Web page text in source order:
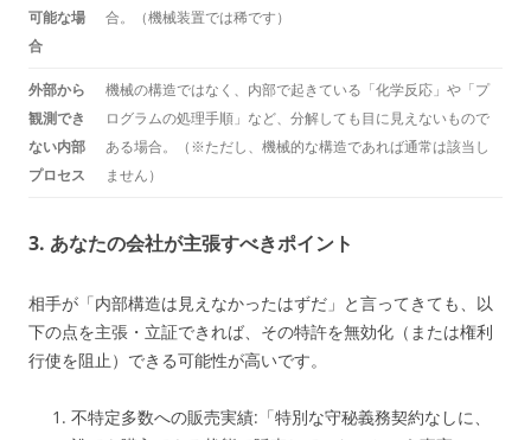
可能な場
合
合。（機械装置では稀です）
外部から
観測でき
ない内部
プロセス
機械の構造ではなく、内部で起きている「化学反応」や「プ
ログラムの処理手順」など、分解しても目に見えないもので
ある場合。（※ただし、機械的な構造であれば通常は該当し
ません）
3. あなたの会社が主張すべきポイント
相手が「内部構造は見えなかったはずだ」と言ってきても、以
下の点を主張・立証できれば、その特許を無効化（または権利
行使を阻止）できる可能性が高いです。
不特定多数への販売実績:「特別な守秘義務契約なしに、